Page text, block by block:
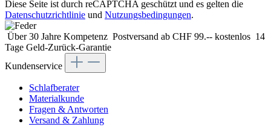
Diese Seite ist durch reCAPTCHA geschützt und es gelten die
Datenschutzrichtlinie und Nutzungsbedingungen.
Über 30 Jahre Kompetenz Postversand ab CHF 99.-- kostenlos 14
Tage Geld-Zurück-Garantie
Kundenservice
Schlafberater
Materialkunde
Fragen & Antworten
Versand & Zahlung